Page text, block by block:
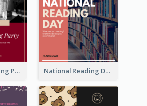
Burgundy Tasting Party Invitation National Reading Day Invitation